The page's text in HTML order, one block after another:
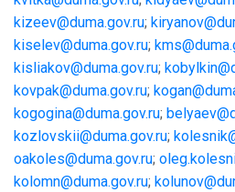
kizeev@duma.gov.ru;
kiselev@duma.gov.ru;
kisliakov@duma.gov.ru;
kovpak@duma.gov.ru;
kogogina@duma.gov.ru;
kozlovskii@duma.gov.ru;
oakoles@duma.gov.ru;
kolomn@duma.gov.ru;